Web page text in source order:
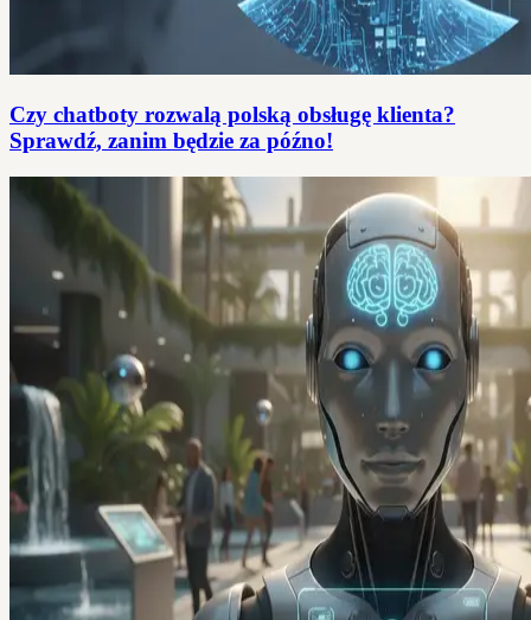
Czy chatboty rozwalą polską obsługę klienta?
Sprawdź, zanim będzie za późno!